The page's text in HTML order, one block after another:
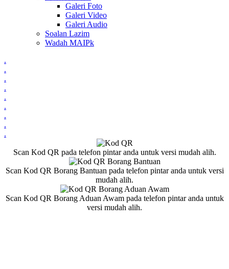
Galeri Foto
Galeri Video
Galeri Audio
Soalan Lazim
Wadah MAIPk
.
.
.
.
.
.
.
.
.
Scan Kod QR pada telefon pintar anda untuk versi mudah alih.
Scan Kod QR Borang Bantuan pada telefon pintar anda untuk versi
mudah alih.
Scan Kod QR Borang Aduan Awam pada telefon pintar anda untuk
versi mudah alih.